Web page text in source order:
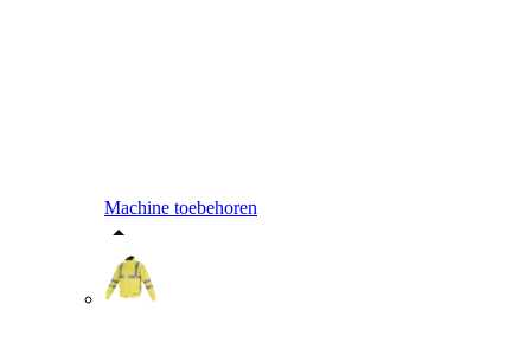
Machine toebehoren